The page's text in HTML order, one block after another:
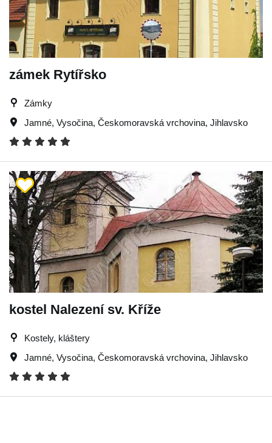
zámek Rytířsko
Zámky
Jamné, Vysočina, Českomoravská vrchovina, Jihlavsko
kostel Nalezení sv. Kříže
Kostely, kláštery
Jamné, Vysočina, Českomoravská vrchovina, Jihlavsko